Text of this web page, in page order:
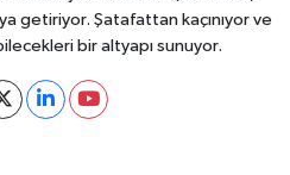
getiriyor. Şatafattan kaçınıyor ve
bir altyapı sunuyor.